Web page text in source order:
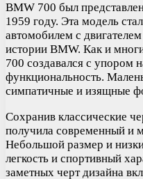
BMW 700 был
1959 году. Эта модель
автомобилем с
истории BMW. Как и
700 создавался с упором
функциональность.
симпатичные и изящные
Сохранив классические
получила современный и
Небольшой размер и
легкость и спортивный
заметных черт дизайна